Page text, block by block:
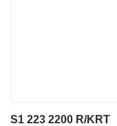
S1 223 2200 R/KRT